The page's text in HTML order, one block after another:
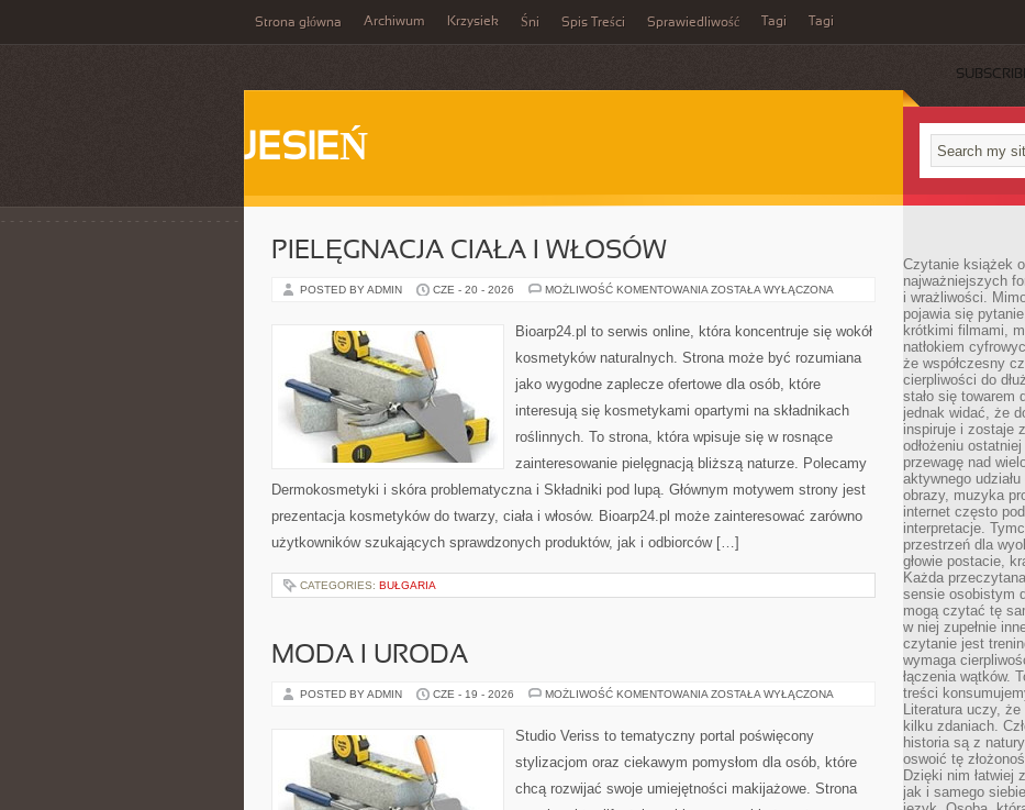
Strona główna Archiwum Krzysiek Śni Spis Treści Sprawiedliwość Tagi Tagi
JESIEŃ
PIELĘGNACJA CIAŁA I WŁOSÓW
POSTED BY ADMIN CZE - 20 - 2026 MOŻLIWOŚĆ KOMENTOWANIA PIELĘGNACJA
WŁOSÓW
ZOSTAŁA WYŁĄCZONA
Bioarp24.pl to serwis online, która koncentruje się wokół
kosmetyków naturalnych. Strona może być rozumiana
jako wygodne zaplecze ofertowe dla osób, które
interesują się kosmetykami opartymi na składnikach
roślinnych. To strona, która wpisuje się w rosnące
zainteresowanie pielęgnacją bliższą naturze. Polecamy
Dermokosmetyki i skóra problematyczna i Składniki pod lupą. Głównym motywem strony jest
prezentacja kosmetyków do twarzy, ciała i włosów. Bioarp24.pl może zainteresować zarówno
użytkowników szukających sprawdzonych produktów, jak i odbiorców […]
CATEGORIES: BUŁGARIA
MODA I URODA
POSTED BY ADMIN CZE - 19 - 2026 MOŻLIWOŚĆ KOMENTOWANIA MODA
ZOSTAŁA WYŁĄCZONA
Studio Veriss to tematyczny portal poświęcony
stylizacjom oraz ciekawym pomysłom dla osób, które
chcą rozwijać swoje umiejętności makijażowe. Strona
Czytanie książek
najważniejszych
i wrażliwości.
pojawia się
krótkimi filmami,
natłokiem
że współczesny
cierpliwości do
stało się towarem
jednak widać, że
inspiruje i zostaje
odłożeniu
przewagę nad
aktywnego
obrazy, muzyka
internet często
interpretacje.
przestrzeń dla
głowie postacie,
Każda
sensie osobistym
mogą czytać tę
w niej zupełnie
czytanie jest
wymaga
łączenia wątków.
treści
Literatura uczy,
kilku zdaniach.
historia są z
oswoić tę
Dzięki nim łatwiej
jak i samego